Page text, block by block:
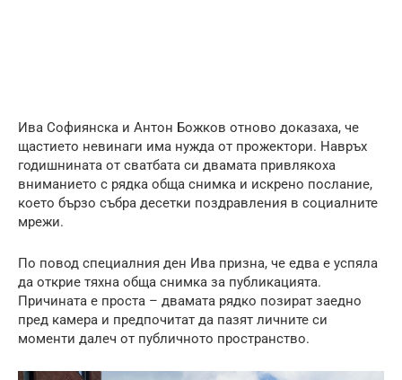
Ива Софиянска и Антон Божков отново доказаха, че
щастието невинаги има нужда от прожектори. Навръх
годишнината от сватбата си двамата привлякоха
вниманието с рядка обща снимка и искрено послание,
което бързо събра десетки поздравления в социалните
мрежи.
По повод специалния ден Ива призна, че едва е успяла
да открие тяхна обща снимка за публикацията.
Причината е проста – двамата рядко позират заедно
пред камера и предпочитат да пазят личните си
моменти далеч от публичното пространство.